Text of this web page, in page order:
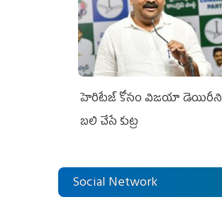
హెరిటేజ్ కోసం విజయా డెయిరీని
బలి చేసే కుట్ర‌
Social Network